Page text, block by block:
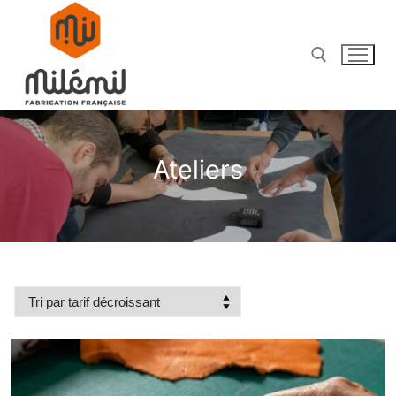
E-Boutique
Chaussures Femme
Chaussures Homme
Ateliers